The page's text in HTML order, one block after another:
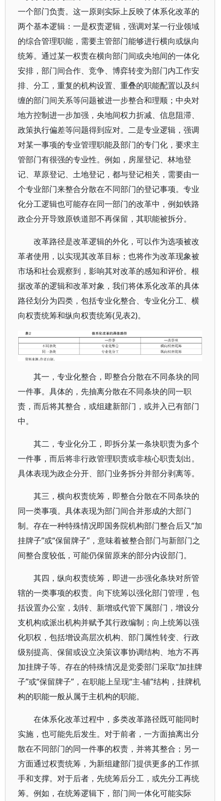
一个部门负责。这一原则实际上反映了体系化改革的
两个基本逻辑：一是权责逻辑，强调对某一行业领域
的综合管理职能，需要主管部门能够进行横向或纵向
统筹。通过某一权责在横向部门间或央地间的一体化
安排，部门间合作、竞争、博弈转变为部门内工作安
排、分工，重复的机构设置、重叠的职能配置以及纠
缠的部门间关系等问题被进一步整合和理顺；中央对
地方控制进一步加强，央地间权力折减、信息阻滞、
政策执行偏差等问题得到应对。二是专业逻辑，强调
对某一事项的专业管理职能及部门的专门化，要求主
管部门有很强的专业性。例如，房屋登记、林地登
记、草原登记、土地登记，都与登记相关，需要由一
个专业部门来整合分散在不同部门的登记事项。专业
化分工逻辑也可能存在同一部门的改革中，例如铁路
政企分开导致原铁道部不再保留，其职能被拆分。
改革路径是改革逻辑的外化，可以作为选项被改
革者使用，以实现其改革目标；也将作为改革现象被
市场和社会观察到，影响其对改革的感知和评价。根
据改革的逻辑和改革对象，我们将体系化改革的具体
路径划分为四类，包括专业化整合、专业化分工、横
向权责统筹和纵向权责统筹(见表2)。
其一，专业化整合，即整合分散在不同条块的同
一件事。具体的，先抽离分散在不同条块的同一职
责，而后将其整合，或组建新部门，或并入已有部门
中。
其二，专业化分工，即拆分某一条块职责为多个
一件事，而后将非行政管理职责或非核心职责划出。
具体表现为政企分开、部门业务拆分并部分剥离等。
其三，横向权责统筹，即整合分散在不同条块的
同一类事项。具体表现为部门间合并形成的大部门
制。存在一种特殊情况即国务院机构部门整合后又“加
挂牌子”或“保留牌子”，意味着被整合部门与新部门之
间整合度较低，可能仍保留原来的部分内设部门。
其四，纵向权责统筹，即进一步强化条块对所管
辖的一类事项的权责。向下统筹以强化部门管理，包
括设置办公室，划转、新增或代管下属部门，增设分
支机构或派出机构并赋予其行政编制；向上统筹以强
化职权，包括增设高层次机构、部门属性转变、行政
级别提高、保留或设立决策议事协调结构、地方不再
加挂牌子等。存在的特殊情况是党委部门采取“加挂牌
子”或“保留牌子”，在职能上呈现“主-辅”结构，挂牌机
构的职能一般从属于主机构的职能。
在体系化改革过程中，多类改革路径既可能同时
实施，也可能先后发生。对于前者，一方面抽离出分
散在不同部门的同一件事的权责，并将其整合；另一
方面通过权责统筹，为新组建部门提供更多的工作抓
手和支撑。对于后者，先统筹后分工，或先分工再统
筹。例如，在统筹逻辑下，部门间一体化可能实际